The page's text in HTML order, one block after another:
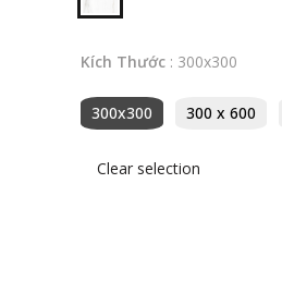
Kích Thước : 300x300
300x300 300 x 600
Clear selection